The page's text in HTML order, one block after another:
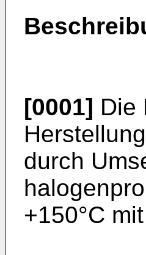
[0001] Die
durch
+150°C